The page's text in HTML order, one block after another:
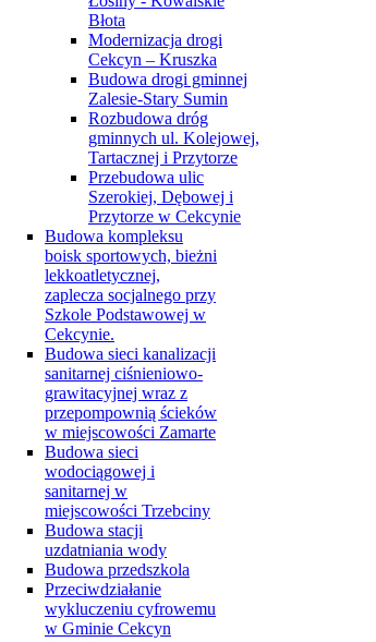
Błota
Modernizacja drogi
Cekcyn – Kruszka
Budowa drogi gminnej
Zalesie-Stary Sumin
Rozbudowa dróg
gminnych ul. Kolejowej,
Tartacznej i Przytorze
Przebudowa ulic
Szerokiej, Dębowej i
Przytorze w Cekcynie
Budowa kompleksu
boisk sportowych, bieżni
lekkoatletycznej,
zaplecza socjalnego przy
Szkole Podstawowej w
Cekcynie.
Budowa sieci kanalizacji
sanitarnej ciśnieniowo-
grawitacyjnej wraz z
przepompownią ścieków
w miejscowości Zamarte
Budowa sieci
wodociągowej i
sanitarnej w
miejscowości Trzebciny
Budowa stacji
uzdatniania wody
Budowa przedszkola
Przeciwdziałanie
wykluczeniu cyfrowemu
w Gminie Cekcyn